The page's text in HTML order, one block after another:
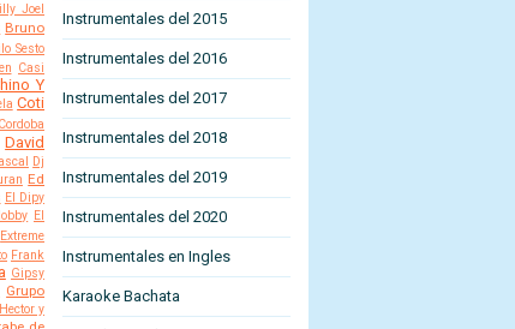
Joel
Bruno
Sesto
Casi
Y
Coti
David
Dj
Ed
El Dipy
El
Extreme
Frank
Gipsy
Grupo
Hector y
Instrumentales del 2015
Instrumentales del 2016
Instrumentales del 2017
Instrumentales del 2018
Instrumentales del 2019
Instrumentales del 2020
Instrumentales en Ingles
Karaoke Bachata